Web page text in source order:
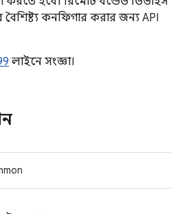
বৈশিষ্ট্য কনফিগার করার জন্য API
লাইনে সংজ্ঞা।